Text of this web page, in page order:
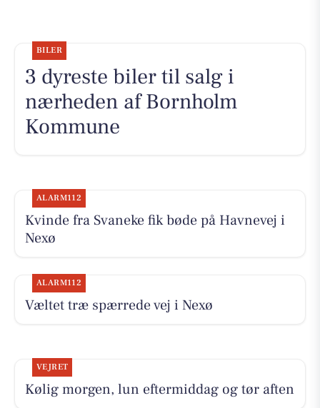
BILER
3 dyreste biler til salg i
nærheden af Bornholm
Kommune
ALARM112
Kvinde fra Svaneke fik bøde på Havnevej i
Nexø
ALARM112
Væltet træ spærrede vej i Nexø
VEJRET
Kølig morgen, lun eftermiddag og tør aften